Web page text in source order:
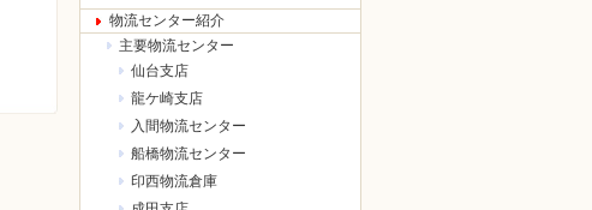
物流センター紹介
主要物流センター
仙台支店
龍ケ崎支店
入間物流センター
船橋物流センター
印西物流倉庫